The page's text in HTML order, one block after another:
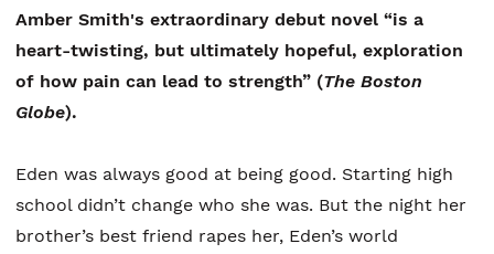
Amber Smith's extraordinary debut novel “is a
heart-twisting, but ultimately hopeful, exploration
of how pain can lead to strength” (The Boston
Globe).
Eden was always good at being good. Starting high
school didn’t change who she was. But the night her
brother’s best friend rapes her, Eden’s world